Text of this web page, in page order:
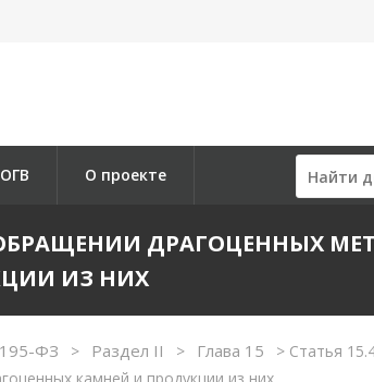
ОГВ О проекте
ДРАГОЦЕННЫХ
ИЗ НИХ
ФЗ > Раздел II > Глава 15 >Статья